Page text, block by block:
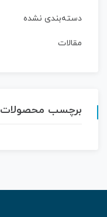
دسته‌بندی نشده
مقالات
برچسب محصولات